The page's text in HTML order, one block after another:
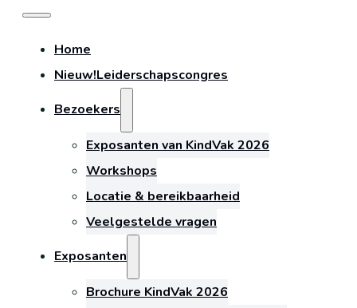
Home
Nieuw!Leiderschapscongres
Bezoekers
Exposanten van KindVak 2026
Workshops
Locatie & bereikbaarheid
Veelgestelde vragen
Exposanten
Brochure KindVak 2026